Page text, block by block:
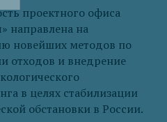
проектного офиса
направлена на
новейших методов по
отходов и внедрение
в целях стабилизации
обстановки в России.